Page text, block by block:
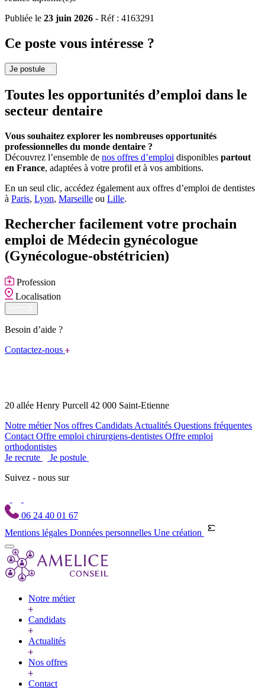
Publiée le 23 juin 2026 - Réf : 4163291
Ce poste vous intéresse ?
Je postule
Toutes les opportunités d’emploi dans le
secteur dentaire
Vous souhaitez explorer les nombreuses opportunités
professionnelles du monde dentaire ?
Découvrez l’ensemble de nos offres d’emploi disponibles partout
en France, adaptées à votre profil et à vos ambitions.
En un seul clic, accédez également aux offres d’emploi de dentistes
à Paris, Lyon, Marseille ou Lille.
Rechercher facilement votre prochain
emploi de Médecin gynécologue
(Gynécologue-obstétricien)
Profession
Localisation
Besoin d’aide ?
Contactez-nous
20 allée Henry Purcell 42 000 Saint-Etienne
Notre métierNos offres Candidats Actualités Questions fréquentes
Contact Offre emploi chirurgiens-dentistes Offre emploi
orthodontistes
Je recrute
Je postule
Suivez - nous sur
06 24 40 01 67
Mentions légales Données personnelles Une création
Notre métier
Candidats
Actualités
Nos offres
Contact